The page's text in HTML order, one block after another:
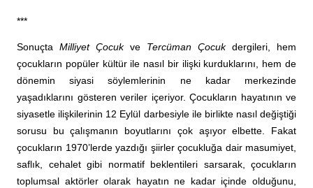
***
Sonuçta Milliyet Çocukve Tercüman Çocukdergileri, hem
çocukların popüler kültür ile nasıl bir ilişki kurduklarını, hem de
dönemin siyasi söylemlerinin ne kadar merkezinde
yaşadıklarını gösteren veriler içeriyor. Çocukların hayatının ve
siyasetle ilişkilerinin 12 Eylül darbesiyle ile birlikte nasıl değiştiği
sorusu bu çalışmanın boyutlarını çok aşıyor elbette. Fakat
çocukların 1970’lerde yazdığı şiirler çocukluğa dair masumiyet,
saflık, cehalet gibi normatif beklentileri sarsarak, çocukların
toplumsal aktörler olarak hayatın ne kadar içinde olduğunu,